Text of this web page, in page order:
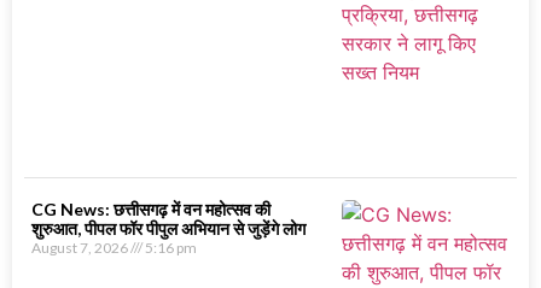
CG News: छत्तीसगढ़ में वन महोत्सव की
शुरुआत, पीपल फॉर पीपुल अभियान से जुड़ेंगे लोग
August 7, 2026 5:16 pm